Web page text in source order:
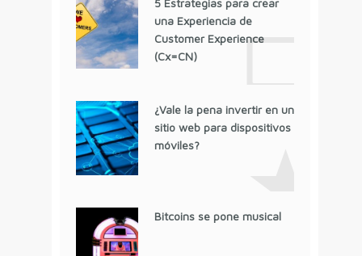
una Experiencia de
Customer Experience
(Cx=CN)
¿Vale la pena invertir en un
sitio web para dispositivos
móviles?
Bitcoins se pone musical